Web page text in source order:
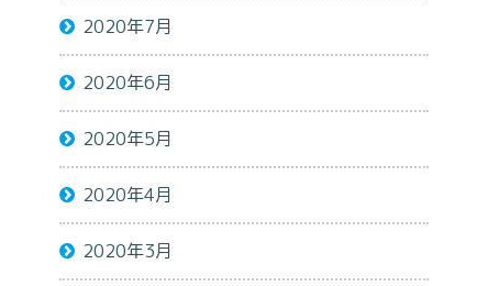
2020年7月
2020年6月
2020年5月
2020年4月
2020年3月